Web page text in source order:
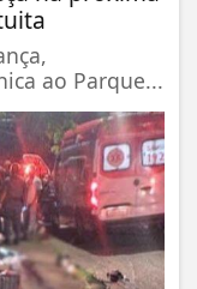
ao Parque...